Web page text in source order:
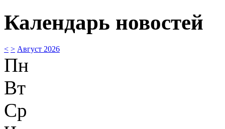
Календарь новостей
< > Август 2026
Пн
Вт
Ср